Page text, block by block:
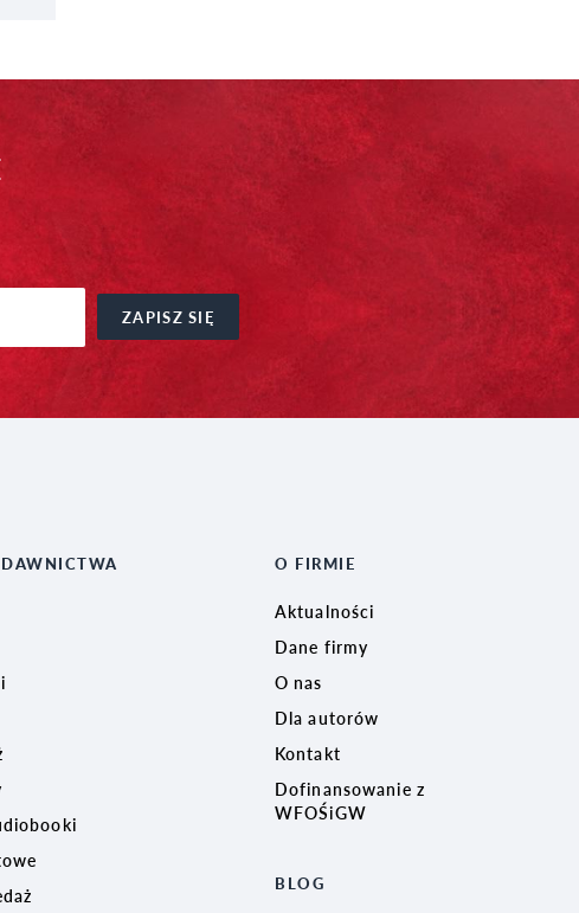
ZAPISZ SIĘ
O FIRMIE
Aktualności
Dane firmy
O nas
Dla autorów
Kontakt
Dofinansowanie z
WFOŚiGW
BLOG